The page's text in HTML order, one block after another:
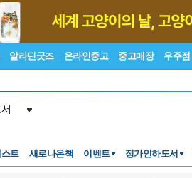
알라딘굿즈 온라인중고 중고매장 우주점
트 새로나온책 이벤트 정가인하도서